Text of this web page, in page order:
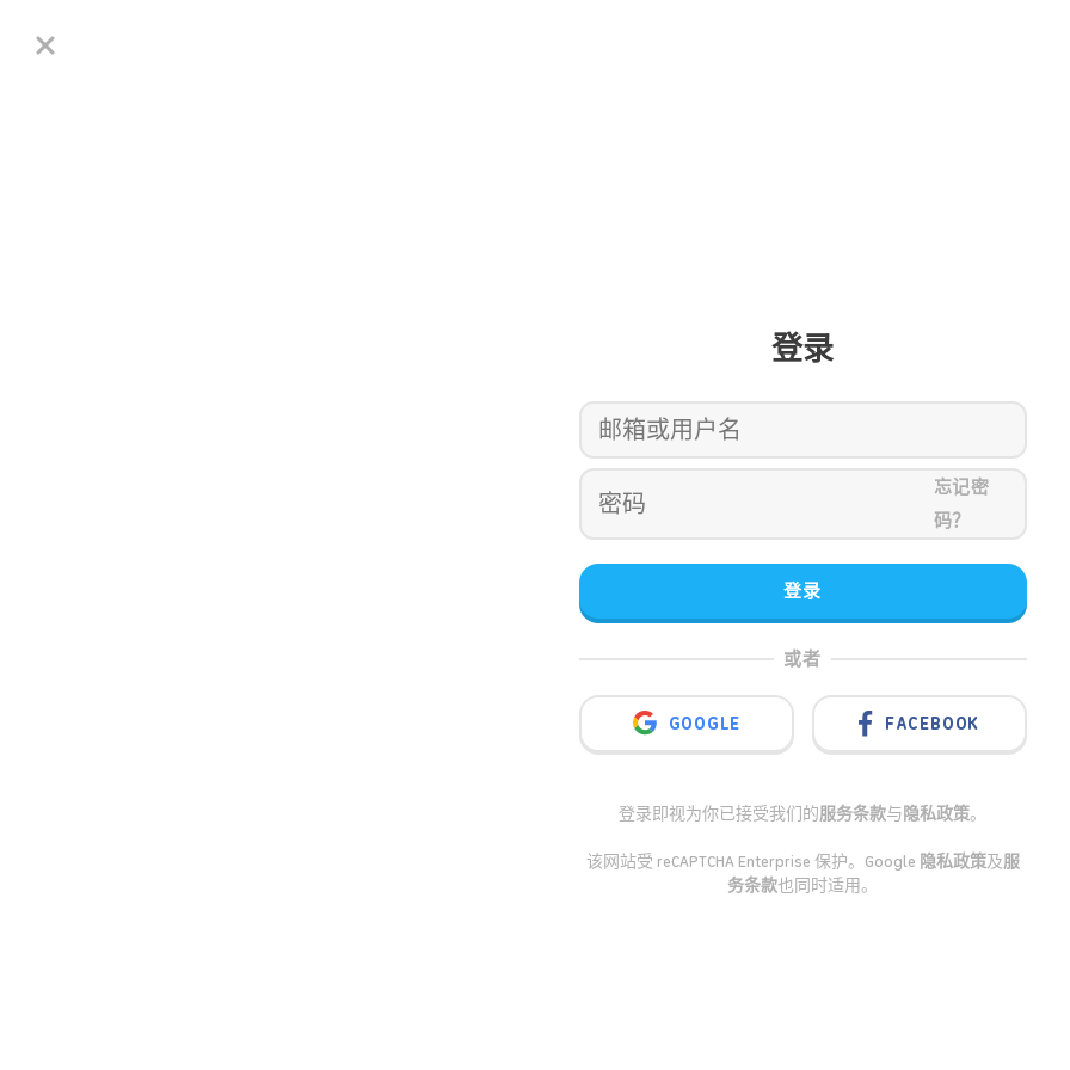
登录
忘记密
码？
登录
或者
GOOGLE FACEBOOK
登录即视为你已接受我们的服务条款与隐私政策。
该网站受 reCAPTCHA Enterprise 保护。Google 隐私政策及服
务条款也同时适用。